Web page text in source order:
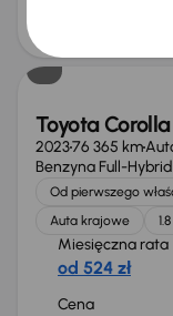
Toyota
202376 365 km
Benzyna Full-
Od pierwszego
Auta krajowe
Miesięczna rata
od 524 zł
Cena